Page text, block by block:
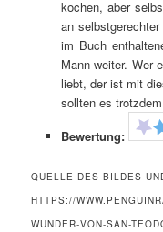
kochen, aber
an
im Buch
Mann weiter. Wer
liebt, der ist mit
sollten es
Bewertung:
QUELLE DES BILDES
HTTPS://
WUNDER-VON-SAN-